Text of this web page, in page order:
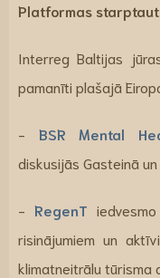
Platformas
Interreg Baltijas
pamanīti plašajā
- BSR Mental
diskusijās Gasteinā un
- RegenT
risinājumiem un
klimatneitrālu tūrisma